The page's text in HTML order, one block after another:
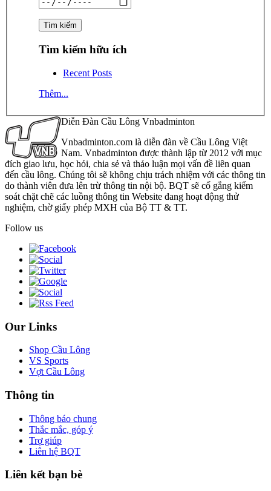
Tìm kiếm hữu ích
Recent Posts
Thêm...
Diễn Đàn Cầu Lông Vnbadminton
Vnbadminton.com là diễn đàn về Cầu Lông Việt
Nam. Vnbadminton được thành lập từ 2012 với mục
đích giao lưu, học hỏi, chia sẻ và thảo luận mọi vấn đề liên quan
đến cầu lông. Chúng tôi sẽ không chịu trách nhiệm với các thông tin
do thành viên đưa lên trừ thông tin nội bộ. BQT sẽ cố gắng kiểm
soát chặt chẽ các luồng thông tin Website đang hoạt động thử
nghiệm, chờ giấy phép MXH của Bộ TT & TT.
Follow us
Our Links
Shop Cầu Lông
VS Sports
Vợt Cầu Lông
Thông tin
Thông báo chung
Thắc mắc, góp ý
Trợ giúp
Liên hệ BQT
Liên kết bạn bè